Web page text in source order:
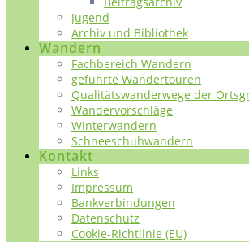
Jugend
Archiv und Bibliothek
Wandern
Fachbereich Wandern
geführte Wandertouren
Qualitätswanderwege der
Wandervorschläge
Winterwandern
Schneeschuhwandern
Kontakt
Links
Impressum
Bankverbindungen
Datenschutz
Cookie-Richtlinie (EU)